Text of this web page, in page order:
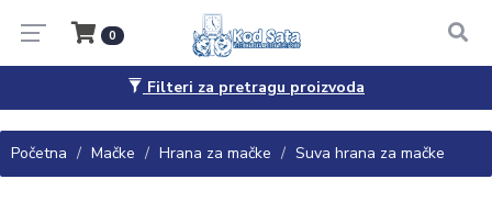
0
Pitanja, saveti i porudžbine 065/4444-040
Početna Mačke Hrana za mačke Suva hrana za mačke
Filteri za pretragu proizvoda